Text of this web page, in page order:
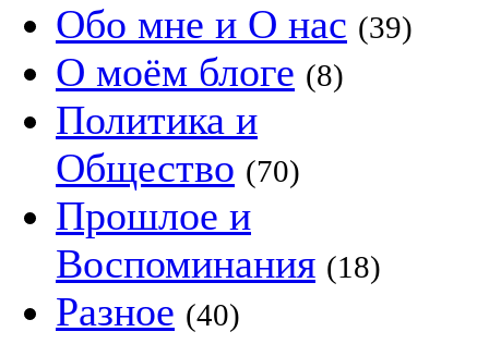
Обо мне и О нас (39)
О моём блоге (8)
Политика и
Общество (70)
Прошлое и
Воспоминания (18)
Разное (40)